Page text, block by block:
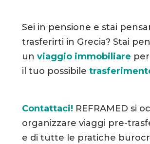
Sei in pensione e stai
trasferirti in Grecia? Stai
un viaggio immobiliare
il tuo possibile
Contattaci! REFRAMED si
organizzare viaggi pre-
e di tutte le pratiche